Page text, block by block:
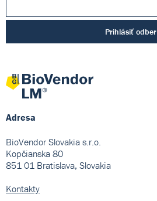
Prihlásiť odber
Adresa
BioVendor Slovakia s.r.o.
Kopčianska 80
851 01 Bratislava, Slovakia
Kontakty